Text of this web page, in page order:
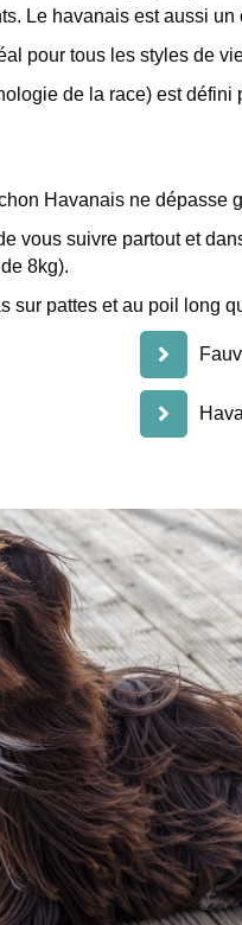
Le havanais est aussi
pour tous les styles de
de la race) est défini
Havanais ne dépasse
vous suivre partout et
8kg).
sur pattes et au poil long